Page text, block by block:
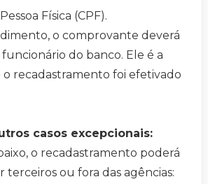
Física (CPF).
o comprovante deverá
do banco. Ele é a
recadastramento foi efetivado
casos excepcionais:
o recadastramento poderá
terceiros ou fora das agências: